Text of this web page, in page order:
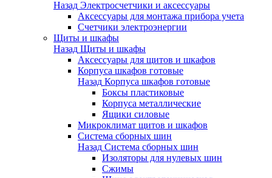
Назад Электросчетчики и аксессуары
Аксессуары для монтажа прибора учета
Счетчики электроэнергии
Щиты и шкафы
Назад Щиты и шкафы
Аксессуары для щитов и шкафов
Корпуса шкафов готовые
Назад Корпуса шкафов готовые
Боксы пластиковые
Корпуса металлические
Ящики силовые
Микроклимат щитов и шкафов
Система сборных шин
Назад Система сборных шин
Изоляторы для нулевых шин
Сжимы